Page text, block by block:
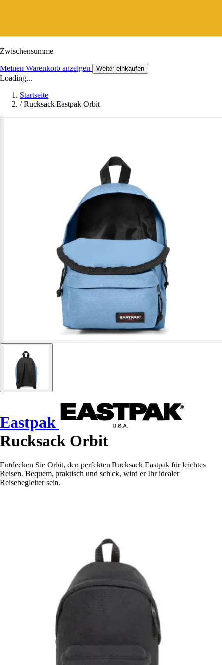
Zwischensumme
Meinen Warenkorb anzeigen Weiter einkaufen
Loading...
Startseite
/ Rucksack Eastpak Orbit
Eastpak
Rucksack Orbit
Entdecken Sie Orbit, den perfekten Rucksack Eastpak für leichtes
Reisen. Bequem, praktisch und schick, wird er Ihr idealer
Reisebegleiter sein.